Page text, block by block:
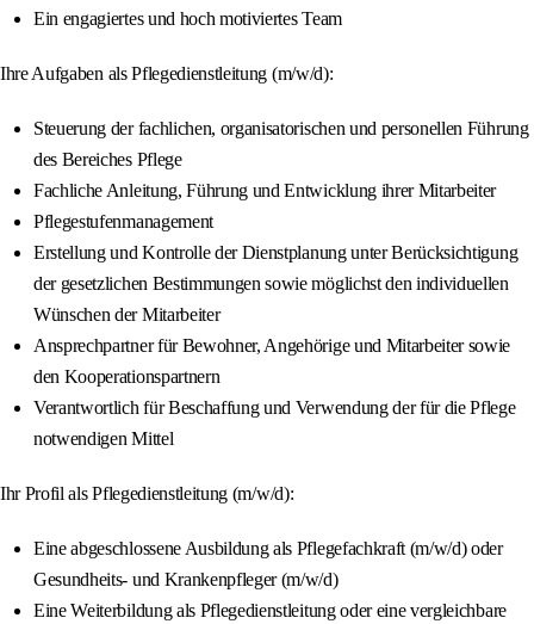
Ein engagiertes und hoch motiviertes Team
Ihre Aufgaben als Pflegedienstleitung (m/w/d):
Steuerung der fachlichen, organisatorischen und personellen Führung
des Bereiches Pflege
Fachliche Anleitung, Führung und Entwicklung ihrer Mitarbeiter
Pflegestufenmanagement
Erstellung und Kontrolle der Dienstplanung unter Berücksichtigung
der gesetzlichen Bestimmungen sowie möglichst den individuellen
Wünschen der Mitarbeiter
Ansprechpartner für Bewohner, Angehörige und Mitarbeiter sowie
den Kooperationspartnern
Verantwortlich für Beschaffung und Verwendung der für die Pflege
notwendigen Mittel
Ihr Profil als Pflegedienstleitung (m/w/d):
Eine abgeschlossene Ausbildung als Pflegefachkraft (m/w/d) oder
Gesundheits- und Krankenpfleger (m/w/d)
Eine Weiterbildung als Pflegedienstleitung oder eine vergleichbare